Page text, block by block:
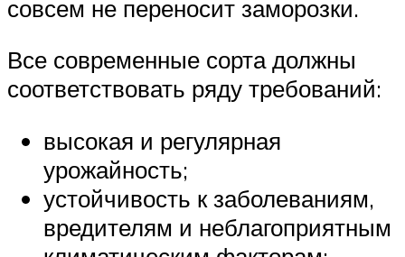
совсем не переносит заморозки.
Все современные сорта должны
соответствовать ряду требований:
высокая и регулярная
урожайность;
устойчивость к заболеваниям,
вредителям и неблагоприятным